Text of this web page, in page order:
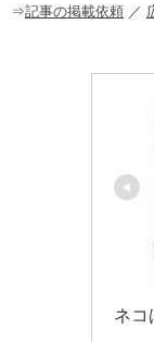
⇒記事の掲載依頼 ／
ネコ